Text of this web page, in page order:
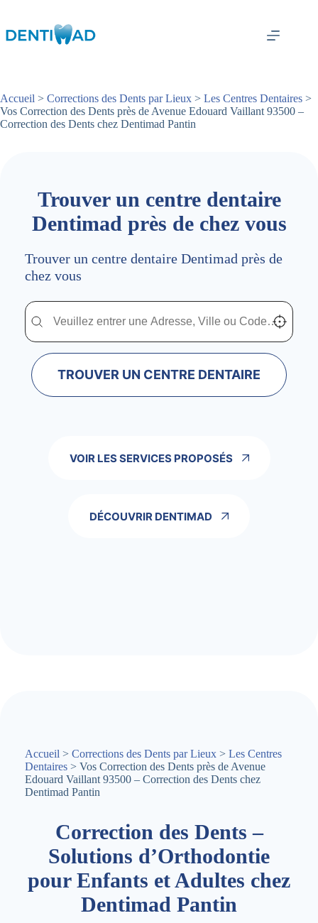
contenu
Accueil > Corrections des Dents par Lieux > Les Centres Dentaires >
Vos Correction des Dents près de Avenue Edouard Vaillant 93500 –
Correction des Dents chez Dentimad Pantin
Trouver un centre dentaire
Dentimad près de chez vous
Trouver un centre dentaire Dentimad près de
chez vous
Trouver un centre dentaire Dentimad près de
Trouver un centre dentaire Dentimad près de chez vous Localisez-
TROUVER UN CENTRE DENTAIRE
VOIR LES SERVICES PROPOSÉS
DÉCOUVRIR DENTIMAD
Accueil > Corrections des Dents par Lieux > Les Centres
Dentaires > Vos Correction des Dents près de Avenue
Edouard Vaillant 93500 – Correction des Dents chez
Dentimad Pantin
Correction des Dents –
Solutions d’Orthodontie
pour Enfants et Adultes chez
Dentimad Pantin